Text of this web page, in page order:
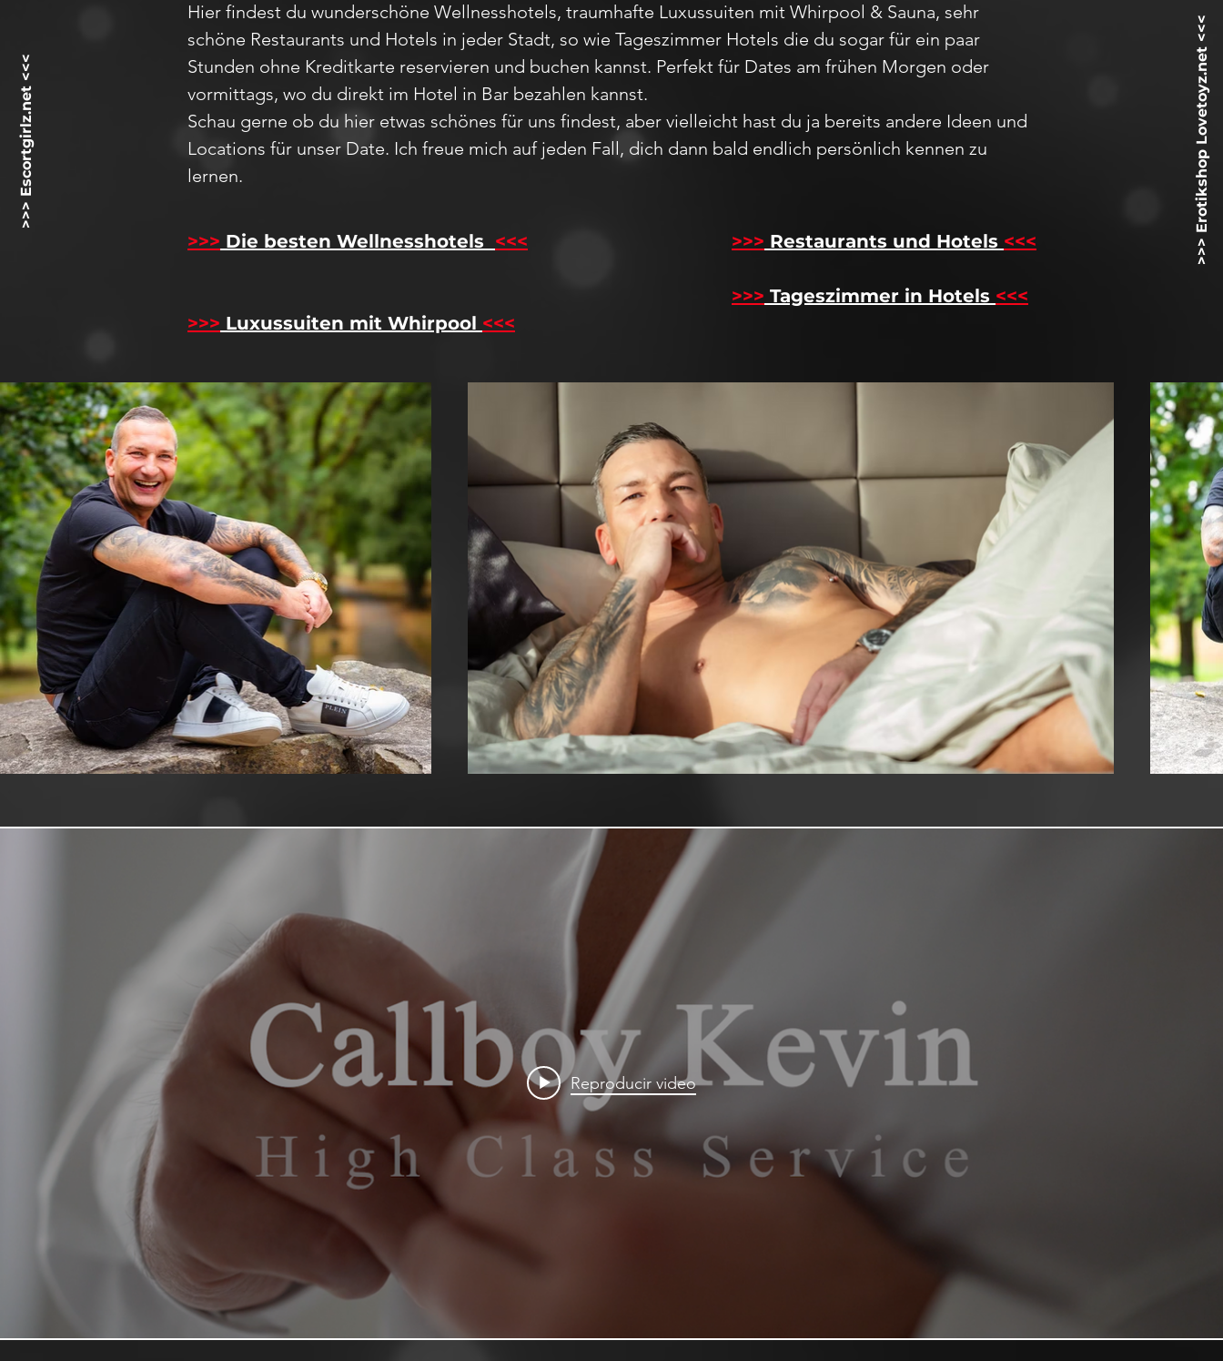
>>> Erotikshop Lovetoyz.net <<<
>>> Escortgirlz.net <<<
Hier findest du wunderschöne Wellnesshotels, traumhafte Luxussuiten mit Whirpool & Sauna, sehr
schöne Restaurants und Hotels in jeder Stadt, so wie Tageszimmer Hotels die du sogar für ein paar
Stunden ohne Kreditkarte reservieren und buchen kannst. Perfekt für Dates am frühen Morgen oder
vormittags, wo du direkt im Hotel in Bar bezahlen kannst.
Schau gerne ob du hier etwas schönes für uns findest, aber vielleicht hast du ja bereits andere Ideen und
Locations für unser Date. Ich freue mich auf jeden Fall, dich dann bald endlich persönlich kennen zu
lernen.
>>> Die besten Wellnesshotels <<<
>>> Luxussuiten mit Whirpool <<<
>>> Restaurants und Hotels <<<
>>> Tageszimmer in Hotels <<<
Reproducir video